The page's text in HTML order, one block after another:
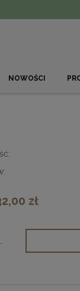
NOWOŚCI
zł